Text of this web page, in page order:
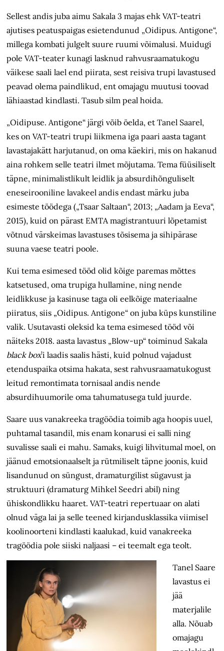
Sellest andis juba aimu Sakala 3 majas ehk VAT-teatri
ajutises peatuspaigas esietendunud „Oidipus. Antigone“,
millega kombati julgelt suure ruumi võimalusi. Muidugi
pole VAT-teater kunagi lasknud rahvusraamatukogu
väikese saali lael end piirata, sest reisiva trupi lavastused
peavad olema paindlikud, ent omajagu muutusi toovad
lähiaastad kindlasti. Tasub silm peal hoida.
„Oidipuse. Antigone“ järgi võib öelda, et Tanel Saarel,
kes on VAT-teatri trupi liikmena iga paari aasta tagant
lavastajakätt harjutanud, on oma käekiri, mis on hakanud
aina rohkem selle teatri ilmet mõjutama. Tema füüsiliselt
täpne, minimalistlikult leidlik ja absurdihõnguliselt
eneseirooniline lavakeel andis endast märku juba
esimeste töödega („Tsaar Saltaan“, 2013; „Aadam ja Eeva“,
2015), kuid on pärast EMTA magistrantuuri lõpetamist
võtnud värskeimas lavastuses tõsisema ja sihipärase
suuna vaese teatri poole.
Kui tema esimesed tööd olid kõige paremas mõttes
katsetused, oma trupiga hullamine, ning nende
leidlikkuse ja kasinuse taga oli eelkõige materiaalne
piiratus, siis „Oidipus. Antigone“ on juba küps kunstiline
valik. Usutavasti oleksid ka tema esimesed tööd või
näiteks 2018. aasta lavastus „Blow-up“ toiminud Sakala
black box’i laadis saalis hästi, kuid polnud vajadust
etenduspaika otsima hakata, sest rahvusraamatukogust
leitud remontimata tornisaal andis nende
absurdihuumorile oma tahumatusega tuld juurde.
Saare uus vanakreeka tragöödia toimib aga hoopis uuel,
puhtamal tasandil, mis enam konarusi ei salli ning
suvalisse saali ei mahu. Samaks, kuigi lihvitumal moel, on
jäänud emotsionaalselt ja rütmiliselt täpne joonis, kuid
lisandunud on süngust, dramaturgilist sügavust ja
struktuuri (dramaturg Mihkel Seedri abil) ning
ühiskondlikku haaret. VAT-teatri repertuaar on alati
olnud väga lai ja selle teened kirjandusklassika viimisel
koolinoorteni kindlasti kaalukad, kuid vanakreeka
tragöödia pole siiski naljaasi – ei teemalt ega teolt.
Tanel Saare
lavastus ei
jää
materjalile
alla. Nõuab
omajagu